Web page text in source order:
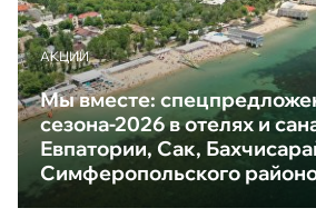
АКЦИИ
Мы вместе:
сезона-2026 в отелях и
Евпатории, Сак,
Симферопольского